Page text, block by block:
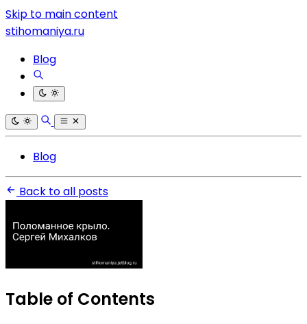
Skip to main content
stihomaniya.ru
Blog
Blog
Back to all posts
Table of Contents